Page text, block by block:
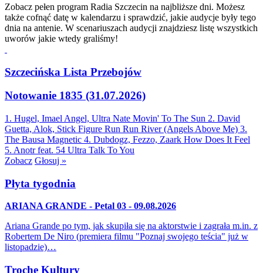
Zobacz pełen program Radia Szczecin na najbliższe dni. Możesz
także cofnąć datę w kalendarzu i sprawdzić, jakie audycje były tego
dnia na antenie. W scenariuszach audycji znajdziesz listę wszystkich
uworów jakie wtedy graliśmy!
Szczecińska Lista Przebojów
Notowanie 1835 (31.07.2026)
1. Hugel, Imael Angel, Ultra Nate Movin' To The Sun 2. David
Guetta, Alok, Stick Figure Run Run River (Angels Above Me) 3.
The Bausa Magnetic 4. Dubdogz, Fezzo, Zaark How Does It Feel
5. Anotr feat. 54 Ultra Talk To You
Zobacz Głosuj »
Płyta tygodnia
ARIANA GRANDE - Petal 03 - 09.08.2026
Ariana Grande po tym, jak skupiła się na aktorstwie i zagrała m.in. z
Robertem De Niro (premiera filmu "Poznaj swojego teścia" już w
listopadzie)…
Trochę Kultury